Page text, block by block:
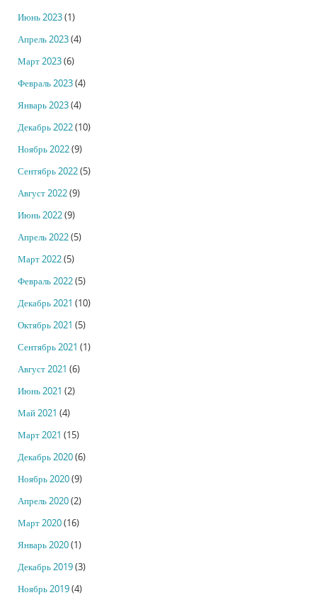
Июнь 2023(1)
Апрель 2023(4)
Март 2023(6)
Февраль 2023(4)
Январь 2023(4)
Декабрь 2022(10)
Ноябрь 2022(9)
Сентябрь 2022(5)
Август 2022(9)
Июнь 2022(9)
Апрель 2022(5)
Март 2022(5)
Февраль 2022(5)
Декабрь 2021 (10)
Октябрь 2021 (5)
Сентябрь 2021 (1)
Август 2021 (6)
Июнь 2021 (2)
Май 2021 (4)
Март 2021 (15)
Декабрь 2020(6)
Ноябрь 2020(9)
Апрель 2020(2)
Март 2020(16)
Январь 2020(1)
Декабрь 2019(3)
Ноябрь 2019(4)